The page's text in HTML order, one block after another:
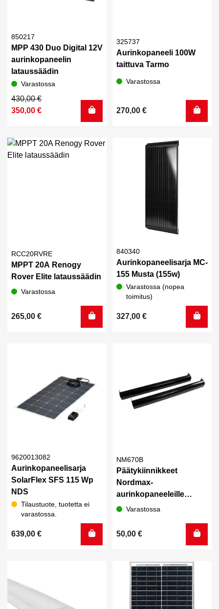
850217
MPP 430 Duo Digital 12V
aurinkopaneelin
lataussäädin
Varastossa
430,00€
Alkuperäinen
hinta
350,00 €
Nykyinen
hinta
325737
Aurinkopaneeli 100W
taittuva Tarmo
Varastossa
270,00 €
RCC20RVRE
MPPT 20A Renogy
Rover Elite lataussäädin
Varastossa
265,00 €
840340
Aurinkopaneelisarja MC-
155 Musta (155w)
Varastossa (nopea
toimitus)
327,00 €
9620013082
Aurinkopaneelisarja
SolarFlex SFS 115 Wp
NDS
Tilaustuote, tuotetta ei
varastossa.
639,00 €
NM670B
Päätykiinnikkeet
Nordmax-
aurinkopaneeleille
Leveys 670mm
Varastossa
50,00 €